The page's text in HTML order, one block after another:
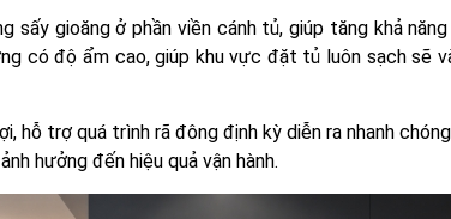
gioăng ở phần viền cánh tủ, giúp tăng khả
có độ ẩm cao, giúp khu vực đặt tủ luôn sạch sẽ
trợ quá trình rã đông định kỳ diễn ra nhanh
hưởng đến hiệu quả vận hành.